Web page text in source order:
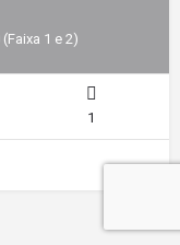
1 e 2)
1